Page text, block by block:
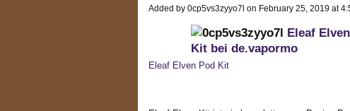
Added by 0cp5vs3zyyo7l on February 25, 2019 at
Eleaf
Kit bei de.vapormo
Eleaf Elven Pod Kit